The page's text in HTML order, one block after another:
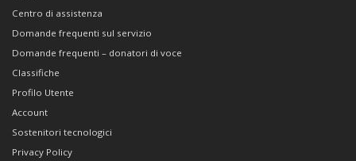
Centro di assistenza
Domande frequenti sul servizio
Domande frequenti – donatori di voce
Classifiche
Profilo Utente
Account
Sostenitori tecnologici
Privacy Policy